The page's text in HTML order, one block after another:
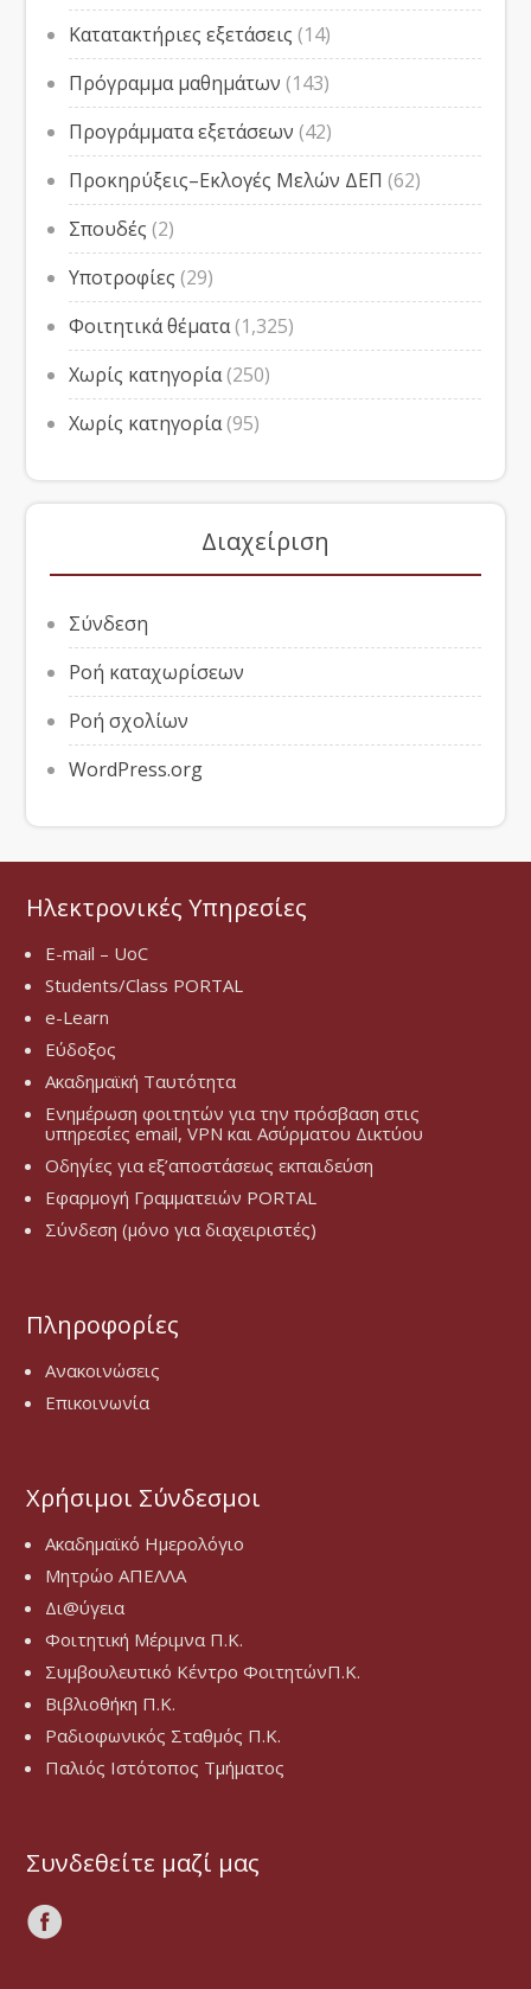
Κατατακτήριες εξετάσεις (14)
Πρόγραμμα μαθημάτων (143)
Προγράμματα εξετάσεων (42)
Προκηρύξεις–Εκλογές Μελών ΔΕΠ (62)
Σπουδές (2)
Υποτροφίες (29)
Φοιτητικά θέματα(1,325)
Χωρίς κατηγορία(250)
Χωρίς κατηγορία(95)
Διαχείριση
Σύνδεση
Ροή καταχωρίσεων
Ροή σχολίων
WordPress.org
Ηλεκτρονικές Υπηρεσίες
E-mail – UoC
Students/Class PORTAL
e-Learn
Εύδοξος
Ακαδημαϊκή Ταυτότητα
Ενημέρωση φοιτητών για την πρόσβαση στις
υπηρεσίες email, VPN και Ασύρματου Δικτύου
Οδηγίες για εξ’αποστάσεως εκπαιδεύση
Εφαρμογή Γραμματειών PORTAL
Σύνδεση (μόνο για διαχειριστές)
Πληροφορίες
Ανακοινώσεις
Επικοινωνία
Χρήσιμοι Σύνδεσμοι
Ακαδημαϊκό Ημερολόγιο
Μητρώο ΑΠΕΛΛΑ
Δι@ύγεια
Φοιτητική Μέριμνα Π.Κ.
Συμβουλευτικό Κέντρο ΦοιτητώνΠ.Κ.
Βιβλιοθήκη Π.Κ.
Ραδιοφωνικός Σταθμός Π.Κ.
Παλιός Ιστότοπος Τμήματος
Συνδεθείτε μαζί μας